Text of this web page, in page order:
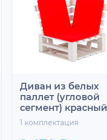
Диван из белых
паллет (угловой
сегмент) красный
1 комплектация